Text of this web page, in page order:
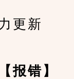
更新
报错】